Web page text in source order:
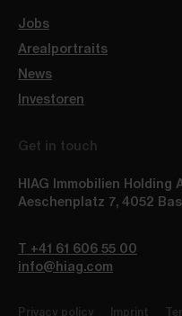
Jobs
Arealportraits
News
Investoren
Get in touch
HIAG Immobilien Holding
Aeschenplatz 7, 4052
T +41 61 606 55 00
info@hiag.com
Privacy policy Imprint